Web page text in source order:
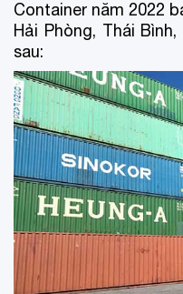
Container năm 2022
Hải Phòng, Thái
sau: